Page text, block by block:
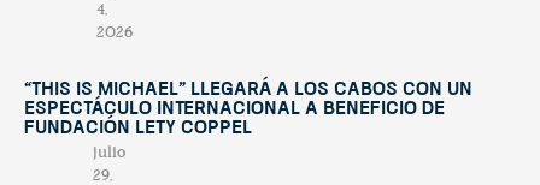
4,
2026
“This Is Michael” llegará a Los Cabos con un
espectáculo internacional a beneficio de
Fundación Lety Coppel
julio
29,